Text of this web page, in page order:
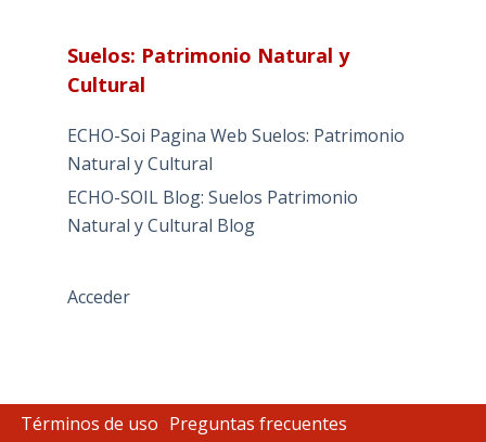
Suelos: Patrimonio Natural y
Cultural
ECHO-Soi Pagina Web Suelos: Patrimonio
Natural y Cultural
ECHO-SOIL Blog: Suelos Patrimonio
Natural y Cultural Blog
Acceder
Términos de uso Preguntas frecuentes